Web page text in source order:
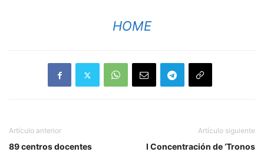
HOME
Artículo anterior
89 centros docentes
Artículo siguiente
I Concentración de ‘Tronos